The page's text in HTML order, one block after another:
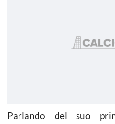
Parlando del suo